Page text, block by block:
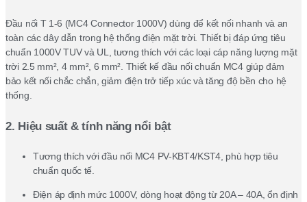
Đầu nối T 1-6 (MC4 Connector 1000V) dùng để kết nối nhanh và an
toàn các dây dẫn trong hệ thống điện mặt trời. Thiết bị đáp ứng tiêu
chuẩn 1000V TUV và UL, tương thích với các loại cáp năng lượng mặt
trời 2.5 mm², 4 mm², 6 mm². Thiết kế đầu nối chuẩn MC4 giúp đảm
bảo kết nối chắc chắn, giảm điện trở tiếp xúc và tăng độ bền cho hệ
thống.
2. Hiệu suất & tính năng nổi bật
Tương thích với đầu nối MC4 PV-KBT4/KST4, phù hợp tiêu
chuẩn quốc tế.
Điện áp định mức 1000V, dòng hoạt động từ 20A – 40A, ổn định